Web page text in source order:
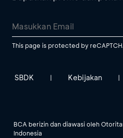
This page is protected by
SBDK | Kebijakan |
BCA berizin dan diawasi oleh
Indonesia